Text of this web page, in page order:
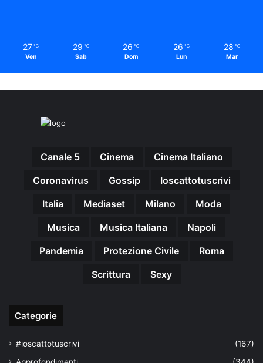
27 ℃
Ven
29 ℃
Sab
26 ℃
Dom
26 ℃
Lun
28 ℃
Mar
Canale 5 Cinema
Cinema Italiano
Coronavirus
Gossip
Ioscattotuscrivi
Italia
Mediaset Milano
Moda
Musica
Musica Italiana
Napoli
Pandemia
Protezione Civile
Roma
Scrittura
Sexy
Categorie
#ioscattotuscrivi
(167)